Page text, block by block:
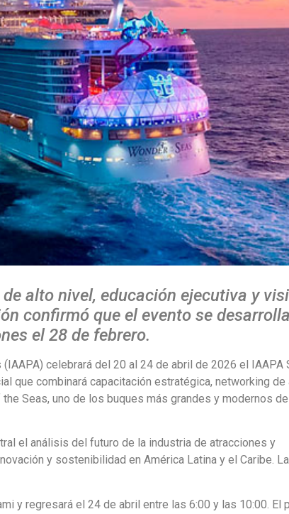
alto nivel, educación ejecutiva y
confirmó que el evento se
el 28 de febrero.
celebrará del 20 al 24 de abril de 2026 el IAAPA
que combinará capacitación estratégica, networking
Seas, uno de los buques más grandes y modernos
el análisis del futuro de la industria de atracciones y
y sostenibilidad en América Latina y el Caribe.
y regresará el 24 de abril entre las 6:00 y las 10:00. El